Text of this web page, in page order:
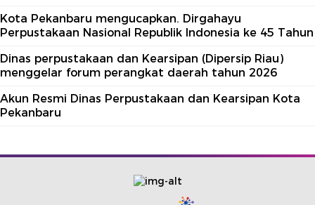
Kota Pekanbaru mengucapkan. Dirgahayu
Perpustakaan Nasional Republik Indonesia ke 45 Tahun
Dinas perpustakaan dan Kearsipan (Dipersip Riau)
menggelar forum perangkat daerah tahun 2026
Akun Resmi Dinas Perpustakaan dan Kearsipan Kota
Pekanbaru